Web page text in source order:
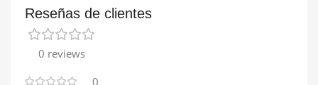
Reseñas de clientes
0 reviews
0